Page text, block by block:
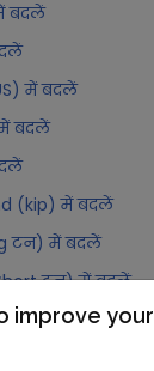
बदलें
में बदलें
में बदलें
(kip) में बदलें
टन) में बदलें
टन) में बदलें
टन) में बदलें
में बदलें
improve your